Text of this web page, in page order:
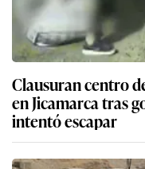
Clausuran centro
en Jicamarca tras
intentó escapar